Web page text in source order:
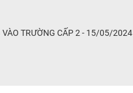
VÀO TRƯỜNG CẤP 2 - 15/05/2024